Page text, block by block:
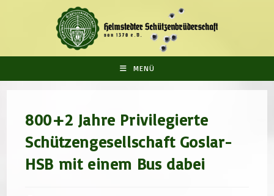
MENÜ
800+2 Jahre Privilegierte
Schützengesellschaft Goslar-
HSB mit einem Bus dabei